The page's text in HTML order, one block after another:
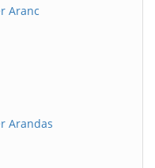
Aranc
Arandas